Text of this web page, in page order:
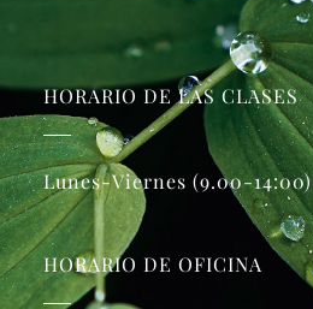
HORARIO DE LAS CLASES
Lunes-Viernes (9.00-14:00)
HORARIO DE OFICINA